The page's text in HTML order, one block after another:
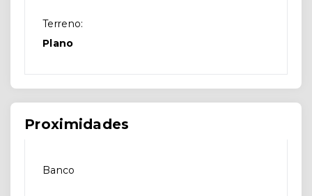
Terreno:
Plano
Proximidades
Banco